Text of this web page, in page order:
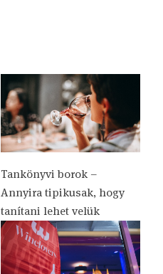
Tankönyvi borok –
Annyira tipikusak, hogy
tanítani lehet velük